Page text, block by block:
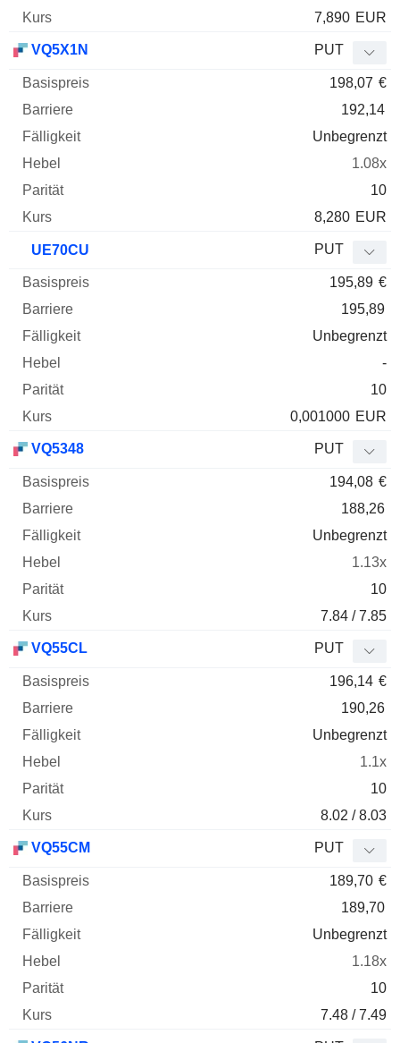
7,890 EUR
VQ5X1N PUT
198,07 €
192,14
Unbegrenzt
1.08x
10
8,280 EUR
UE70CU PUT
195,89 €
195,89
Unbegrenzt
-
10
0,001000 EUR
VQ5348 PUT
194,08 €
188,26
Unbegrenzt
1.13x
10
7.84 / 7.85
VQ55CL PUT
196,14 €
190,26
Unbegrenzt
1.1x
10
8.02 / 8.03
VQ55CM PUT
189,70 €
189,70
Unbegrenzt
1.18x
10
7.48 / 7.49